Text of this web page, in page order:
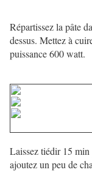
Répartissez la pâte
dessus. Mettez à
puissance 600 watt.
Laissez tiédir 15 min
ajoutez un peu de